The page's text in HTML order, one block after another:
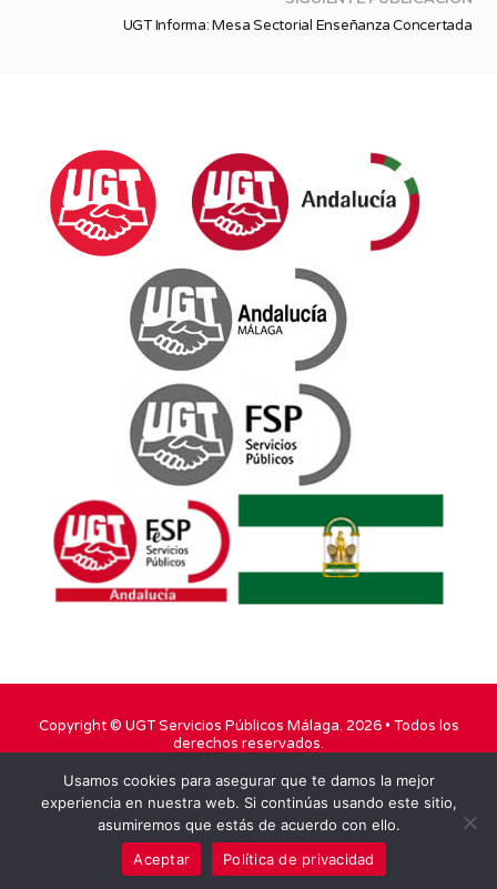
UGT Informa: Mesa Sectorial Enseñanza Concertada
Copyright © UGT Servicios Públicos Málaga. 2026 • Todos los
derechos reservados.
TWITTER FACEBOOK YOUTUBE
INSTAGRAM
Usamos cookies para asegurar que te damos la mejor
experiencia en nuestra web. Si continúas usando este sitio,
asumiremos que estás de acuerdo con ello.
Aceptar
Política de privacidad